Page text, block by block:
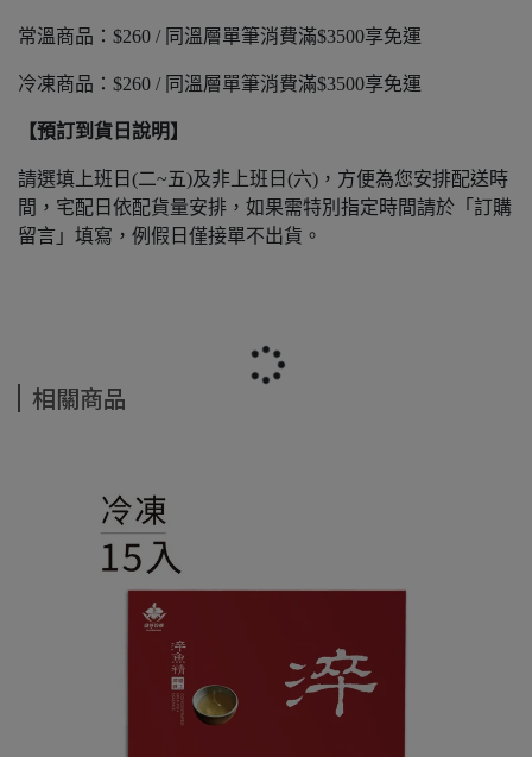
常溫商品：$260 / 同溫層單筆消費滿$3500享免運
冷凍商品：$260 / 同溫層單筆消費滿$3500享免運
【預訂到貨日說明】
請選填上班日(二~五)及非上班日(六)，方便為您安排配送時
間，宅配日依配貨量安排，如果需特別指定時間請於「訂購
留言」填寫，例假日僅接單不出貨。
相關商品